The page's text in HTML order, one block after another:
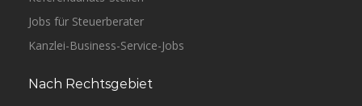
Jobs für Steuerberater
Kanzlei-Business-Service-Jobs
Nach Rechtsgebiet